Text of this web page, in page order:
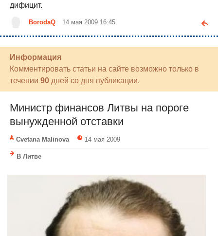
дифицит.
BorodaQ 14 мая 2009 16:45
Информация
Комментировать статьи на сайте возможно только в
течении 90 дней со дня публикации.
Министр финансов Литвы на пороге
вынужденной отставки
Cvetana Malinova 14 мая 2009
В Литве